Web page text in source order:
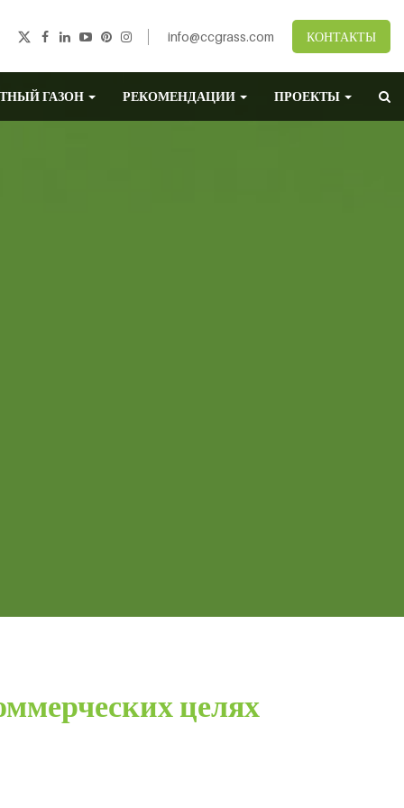
info@ccgrass.com КОНТАКТЫ
ГАЗОН РЕКОМЕНДАЦИИ ПРОЕКТЫ
целях